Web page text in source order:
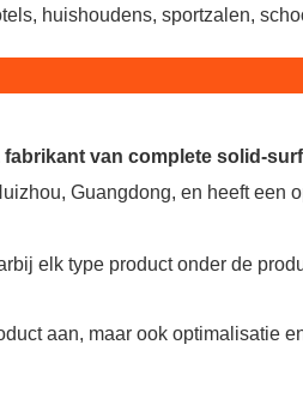
huishoudens, sportzalen,
van complete solid-
Guangdong, en heeft een
elk type product onder de
aan, maar ook optimalisatie